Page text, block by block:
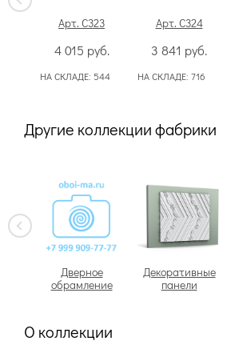
Арт. C323
4 015 руб.
НА СКЛАДЕ: 544
Арт. C324
3 841 руб.
НА СКЛАДЕ: 716
Другие коллекции фабрики
Дверное
обрамление
Декоративные
панели
О коллекции